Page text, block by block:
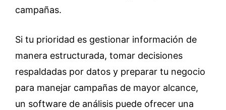
campañas.
Si tu prioridad es gestionar información de
manera estructurada, tomar decisiones
respaldadas por datos y preparar tu negocio
para manejar campañas de mayor alcance,
un software de análisis puede ofrecer una